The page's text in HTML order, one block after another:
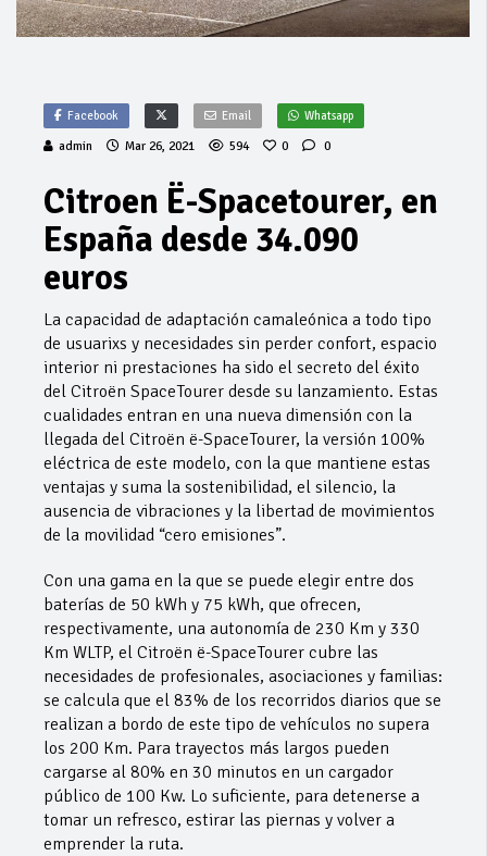
Facebook Email Whatsapp
admin Mar 26, 2021 594 0 0
Citroen Ë-Spacetourer, en
España desde 34.090
euros
La capacidad de adaptación camaleónica a todo tipo
de usuarixs y necesidades sin perder confort, espacio
interior ni prestaciones ha sido el secreto del éxito
del Citroën SpaceTourer desde su lanzamiento. Estas
cualidades entran en una nueva dimensión con la
llegada del Citroën ë-SpaceTourer, la versión 100%
eléctrica de este modelo, con la que mantiene estas
ventajas y suma la sostenibilidad, el silencio, la
ausencia de vibraciones y la libertad de movimientos
de la movilidad “cero emisiones”.
Con una gama en la que se puede elegir entre dos
baterías de 50 kWh y 75 kWh, que ofrecen,
respectivamente, una autonomía de 230 Km y 330
Km WLTP, el Citroën ë-SpaceTourer cubre las
necesidades de profesionales, asociaciones y familias:
se calcula que el 83% de los recorridos diarios que se
realizan a bordo de este tipo de vehículos no supera
los 200 Km. Para trayectos más largos pueden
cargarse al 80% en 30 minutos en un cargador
público de 100 Kw. Lo suficiente, para detenerse a
tomar un refresco, estirar las piernas y volver a
emprender la ruta.